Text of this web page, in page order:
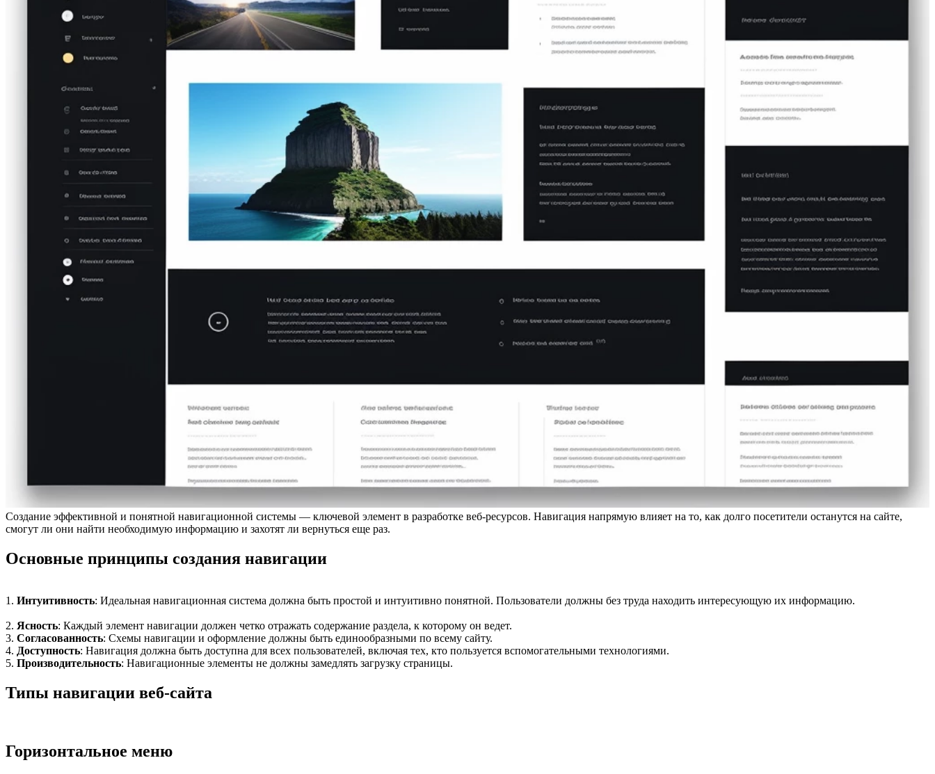
Создание эффективной и понятной навигационной системы — ключевой элемент в разработке веб-ресурсов. Навигация напрямую влияет на то, как долго посетители останутся на сайте,
смогут ли они найти необходимую информацию и захотят ли вернуться еще раз.
Основные принципы создания навигации
1. Интуитивность: Идеальная навигационная система должна быть простой и интуитивно понятной. Пользователи должны без труда находить интересующую их информацию.
2. Ясность: Каждый элемент навигации должен четко отражать содержание раздела, к которому он ведет.
3. Согласованность: Схемы навигации и оформление должны быть единообразными по всему сайту.
4. Доступность: Навигация должна быть доступна для всех пользователей, включая тех, кто пользуется вспомогательными технологиями.
5. Производительность: Навигационные элементы не должны замедлять загрузку страницы.
Типы навигации веб-сайта
Горизонтальное меню